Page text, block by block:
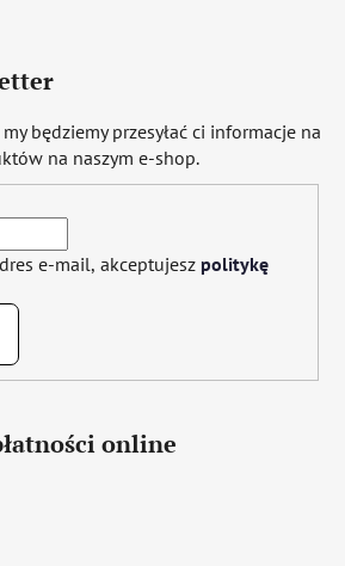
będziemy przesyłać ci informacje na
na naszym e-shop.
e-mail, akceptujesz politykę
online